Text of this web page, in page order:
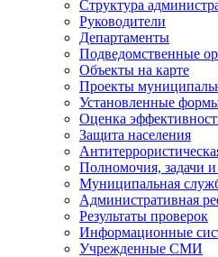
Структура
Руководители
Департаменты
Подведомственные
Объекты на карте
Проекты
Установленные
Оценка
Защита населения
Полномочия, задачи
Муниципальная
Административная
Результаты проверок
Информационные
Учрежденные СМИ